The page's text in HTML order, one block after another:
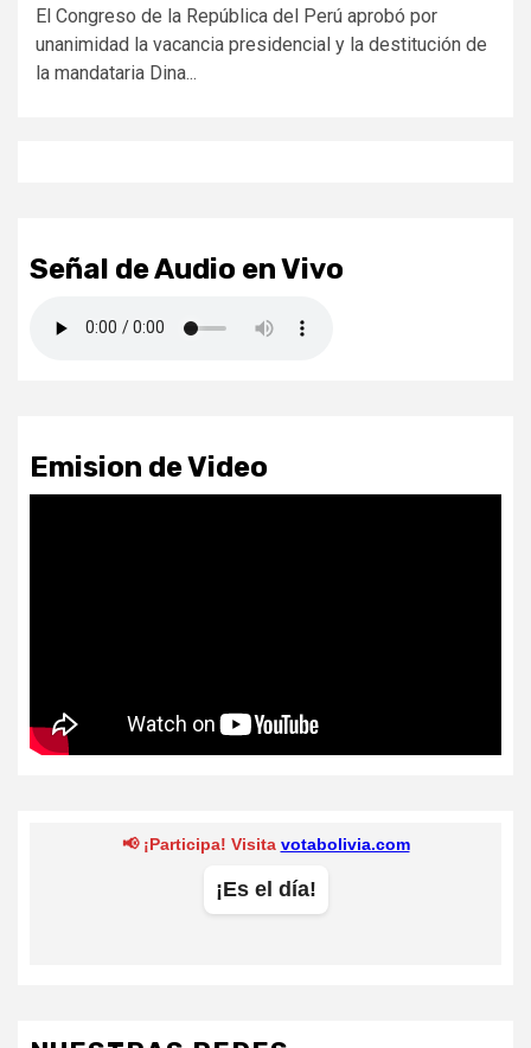
El Congreso de la República del Perú aprobó por
unanimidad la vacancia presidencial y la destitución de
la mandataria Dina...
Señal de Audio en Vivo
Emision de Video